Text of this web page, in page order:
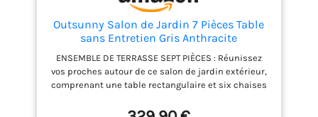
Outsunny Salon de Jardin 7 Pièces Table
sans Entretien Gris Anthracite
ENSEMBLE DE TERRASSE SEPT PIÈCES : Réunissez
vos proches autour de ce salon de jardin extérieur,
comprenant une table rectangulaire et six chaises
espace social chaleureux pour vos réceptions ou